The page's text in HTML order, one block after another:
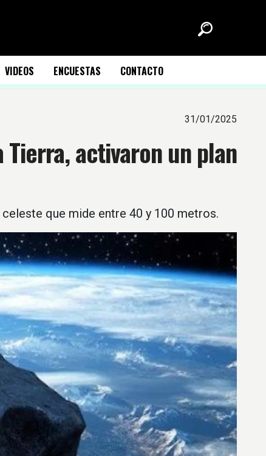
VIDEOS ENCUESTAS CONTACTO
31/01/2025
activaron un plan
que mide entre 40 y 100 metros.